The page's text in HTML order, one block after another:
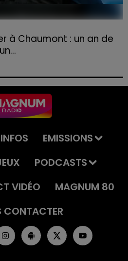
à Chaumont : un an de
de son véhicule.
INFOS
EMISSIONS
PODCASTS
VIDÉO
MAGNUM 80
CONTACTER